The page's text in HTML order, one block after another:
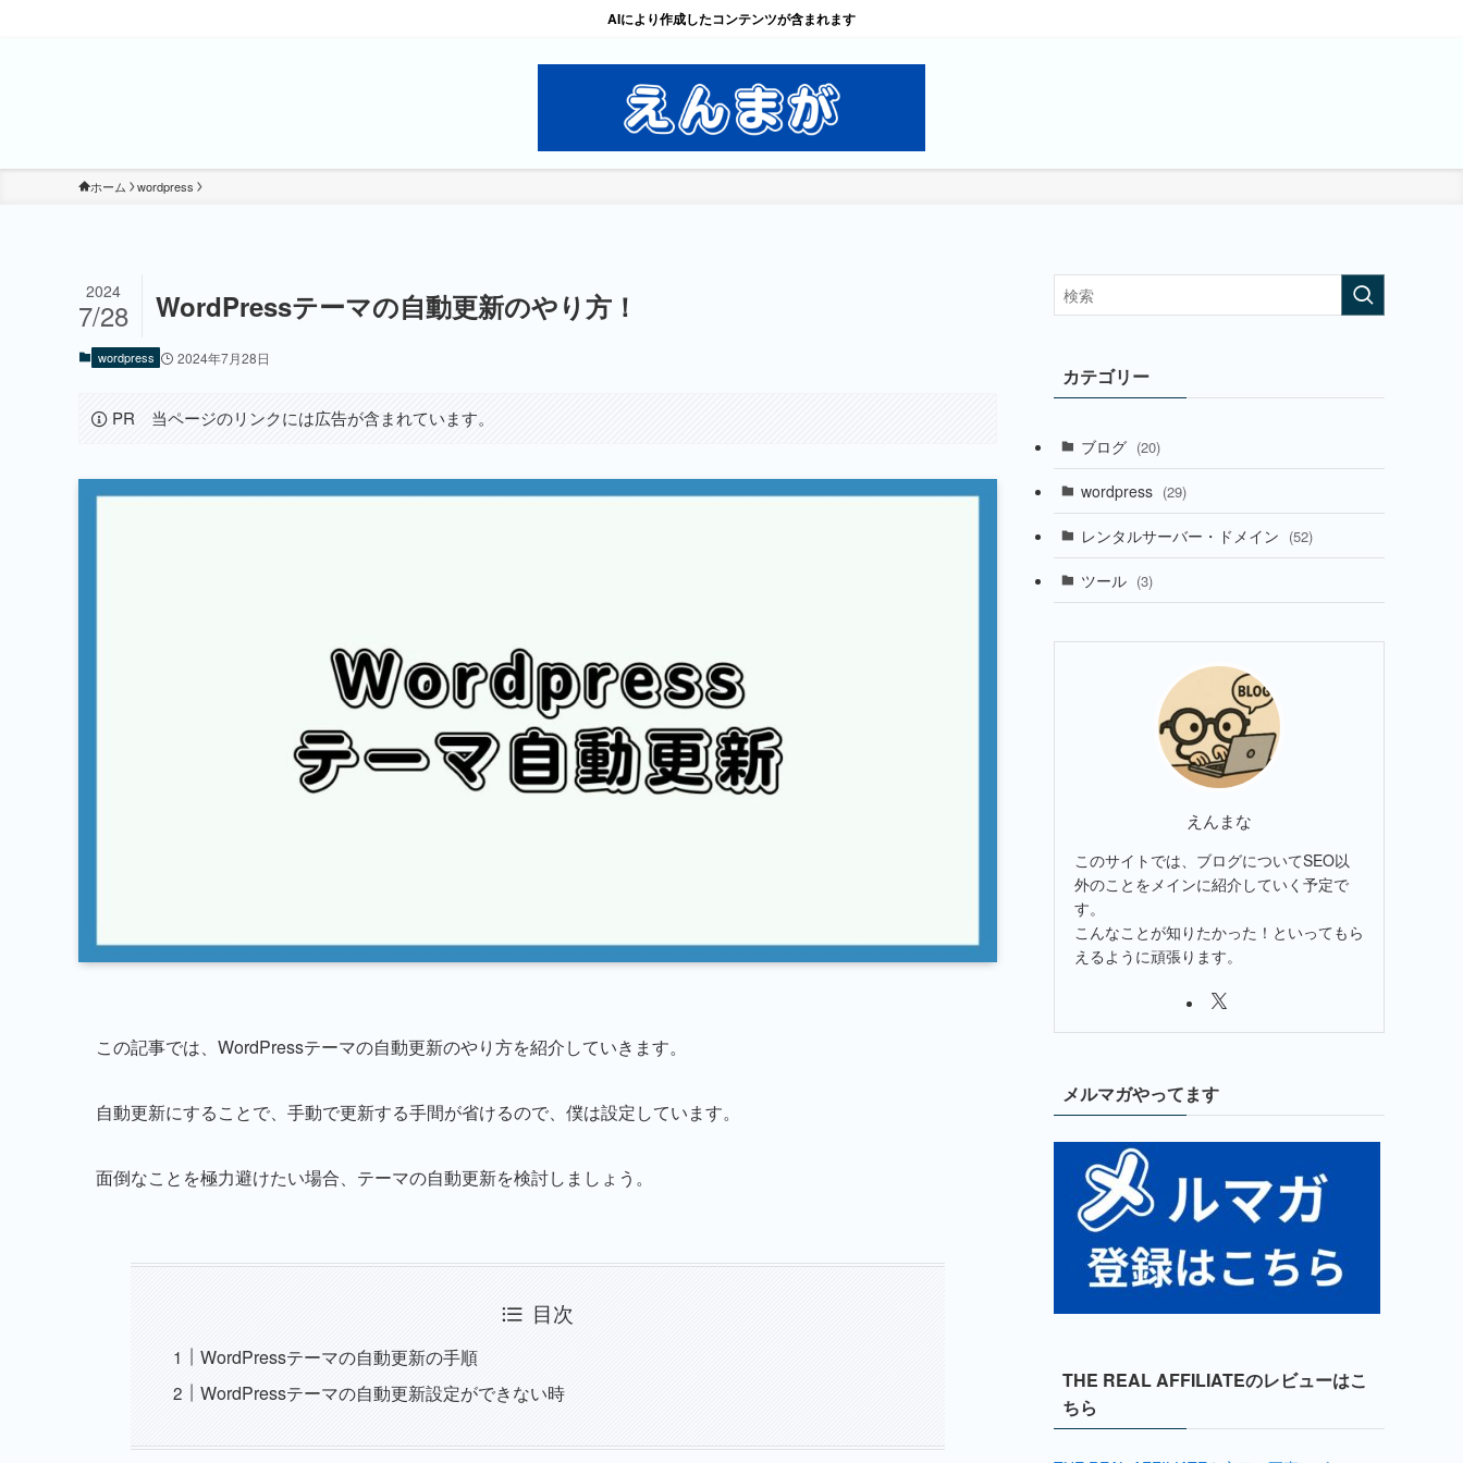
AIにより作成したコンテンツが含まれます
ホーム wordpress
WordPressテーマの自動更新のやり方！
2024
7/28
wordpress 2024年7月28日
PR 当ページのリンクには広告が含まれています。
この記事では、WordPressテーマの自動更新のやり方を紹介していきます。
自動更新にすることで、手動で更新する手間が省けるので、僕は設定しています。
面倒なことを極力避けたい場合、テーマの自動更新を検討しましょう。
目次
WordPressテーマの自動更新の手順
WordPressテーマの自動更新設定ができない時
カテゴリー
ブログ (20)
wordpress (29)
レンタルサーバー・ドメイン (52)
ツール (3)
えんまな
このサイトでは、ブログについてSEO以
外のことをメインに紹介していく予定で
す。
こんなことが知りたかった！といってもら
えるように頑張ります。
メルマガやってます
THE REAL AFFILIATEのレビューはこ
ちら